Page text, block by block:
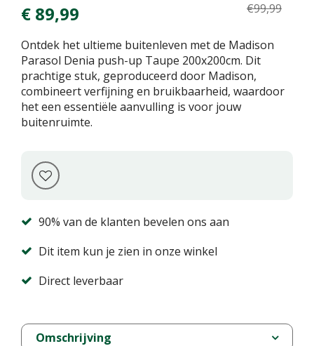
€99,99
€ 89,99
Ontdek het ultieme buitenleven met de Madison
Parasol Denia push-up Taupe 200x200cm. Dit
prachtige stuk, geproduceerd door Madison,
combineert verfijning en bruikbaarheid, waardoor
het een essentiële aanvulling is voor jouw
buitenruimte.
90% van de klanten bevelen ons aan
Dit item kun je zien in onze winkel
Direct leverbaar
Omschrijving